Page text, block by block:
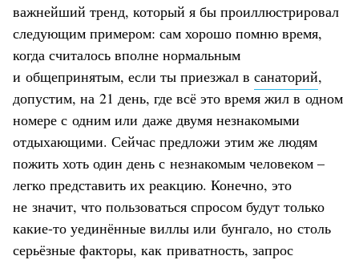
важнейший тренд, который я бы проиллюстрировал
следующим примером: сам хорошо помню время,
когда считалось вполне нормальным
и общепринятым, если ты приезжал в санаторий,
допустим, на 21 день, где всё это время жил в одном
номере с одним или даже двумя незнакомыми
отдыхающими. Сейчас предложи этим же людям
пожить хоть один день с незнакомым человеком –
легко представить их реакцию. Конечно, это
не значит, что пользоваться спросом будут только
какие-то уединённые виллы или бунгало, но столь
серьёзные факторы, как приватность, запрос